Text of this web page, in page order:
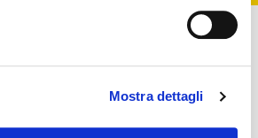
Mostra dettagli